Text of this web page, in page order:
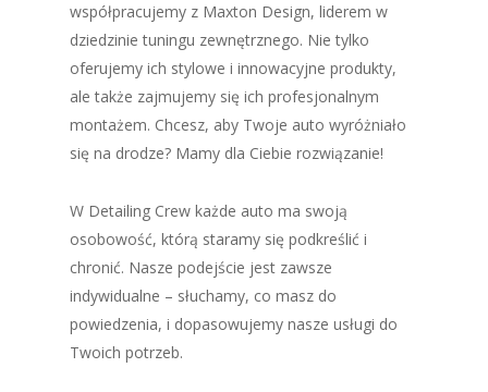
współpracujemy z Maxton Design, liderem w
dziedzinie tuningu zewnętrznego. Nie tylko
oferujemy ich stylowe i innowacyjne produkty,
ale także zajmujemy się ich profesjonalnym
montażem. Chcesz, aby Twoje auto wyróżniało
się na drodze? Mamy dla Ciebie rozwiązanie!
W Detailing Crew każde auto ma swoją
osobowość, którą staramy się podkreślić i
chronić. Nasze podejście jest zawsze
indywidualne – słuchamy, co masz do
powiedzenia, i dopasowujemy nasze usługi do
Twoich potrzeb.